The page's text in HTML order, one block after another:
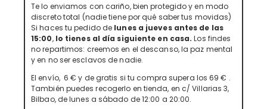
Te lo enviamos con cariño, bien protegido y en modo
discreto total (nadie tiene por qué saber tus movidas)
Si haces tu pedido de lunes a jueves antes de las
15:00, lo tienes al día siguiente en casa.Los findes
no repartimos: creemos en el descanso, la paz mental
y en no ser esclavos de nadie.
El envío, 6 € y de gratis si tu compra supera los 69 € .
También puedes recogerlo en tienda, en c/ Villarias 3,
Bilbao, de lunes a sábado de 12:00 a 20:00.